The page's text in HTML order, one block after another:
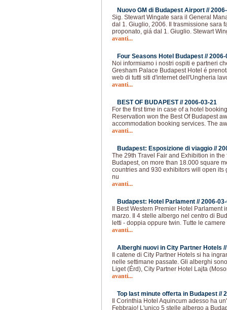
Nuovo GM di Budapest Airport //
Sig. Stewart Wingate sara il General
dal 1. Giuglio, 2006. Il trasmissione sara
proponato, giá dal 1. Giuglio. Stewart
avanti...
Four Seasons Hotel Budapest //2006-
Noi informiamo i nostri ospiti e partneri
Gresham Palace Budapest Hotel é
web di tutti siti d'internet dell'Ungheria
avanti...
BEST OF BUDAPEST //2006-03-21
For the first time in case of a hotel
Reservation won the Best Of Budapest
accommodation booking services. The
avanti...
Budapest: Esposizione di viaggio //
The 29th Travel Fair and Exhibition in
Budapest, on more than 18.000 square
countries and 930 exhibitors will open its
nu
avanti...
Budapest: Hotel Parlament //2006-
Il Best Western Premier Hotel
marzo. Il 4 stelle albergo nel centro di
letti - doppia oppure twin. Tutte le
avanti...
Alberghi nuovi in City Partner Hotels
Il catene di City Partner Hotels si ha
nelle settimane passate. Gli alberghi
Liget (Érd), City Partner Hotel Lajta
avanti...
Top last minute offerta in Budapest //
Il Corinthia Hotel Aquincum adesso ha
Febbraio! L'unico 5 stelle albergo a